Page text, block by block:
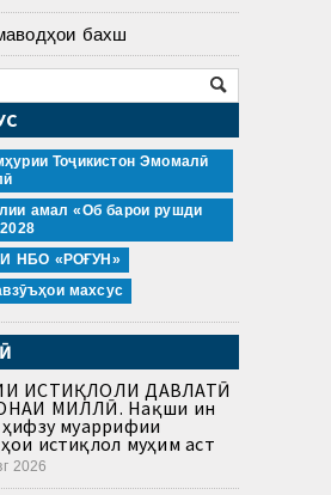
бахш
Тоҷикистон Эмомалӣ
амал «Об барои рушди
НБО «РОҒУН»
махсус
ИСТИҚЛОЛИ ДАВЛАТӢ
МИЛЛӢ. Нақши ин
муаррифии
истиқлол муҳим аст
2026